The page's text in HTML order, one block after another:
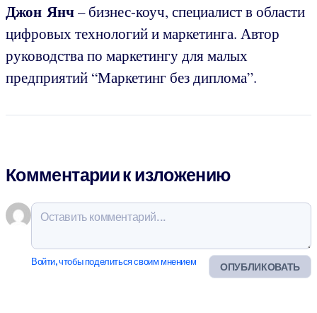
Джон Янч– бизнес-коуч, специалист в области
цифровых технологий и маркетинга. Автор
руководства по маркетингу для малых
предприятий “Маркетинг без диплома”.
Комментарии к изложению
ОПУБЛИКОВАТЬ
Войти, чтобы поделиться своим мнением